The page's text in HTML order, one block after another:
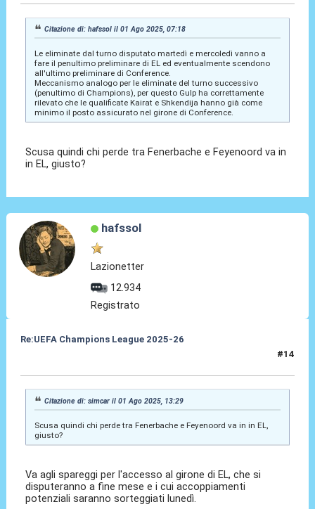
Citazione di: hafssol il 01 Ago 2025, 07:18
Le eliminate dal turno disputato martedì e mercoledì vanno a
fare il penultimo preliminare di EL ed eventualmente scendono
all'ultimo preliminare di Conference.
Meccanismo analogo per le eliminate del turno successivo
(penultimo di Champions), per questo Gulp ha correttamente
rilevato che le qualificate Kairat e Shkendija hanno già come
minimo il posto assicurato nel girone di Conference.
Scusa quindi chi perde tra Fenerbache e Feyenoord va in
in EL, giusto?
hafssol
Lazionetter
12.934
Registrato
Re:UEFA Champions League 2025-26
#14
Citazione di: simcar il 01 Ago 2025, 13:29
Scusa quindi chi perde tra Fenerbache e Feyenoord va in in EL,
giusto?
Va agli spareggi per l'accesso al girone di EL, che si
disputeranno a fine mese e i cui accoppiamenti
potenziali saranno sorteggiati lunedì.